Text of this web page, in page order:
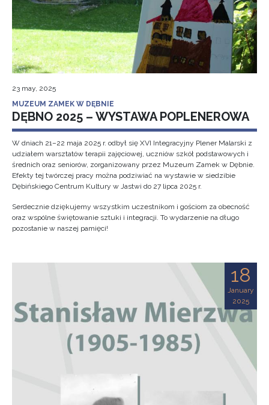
23 may, 2025
MUZEUM ZAMEK W DĘBNIE
DĘBNO 2025 – WYSTAWA POPLENEROWA
W dniach 21–22 maja 2025 r. odbył się XVI Integracyjny Plener Malarski z
udziałem warsztatów terapii zajęciowej, uczniów szkół podstawowych i
średnich oraz seniorów, zorganizowany przez Muzeum Zamek w Dębnie.
Efekty tej twórczej pracy można podziwiać na wystawie w siedzibie
Dębińskiego Centrum Kultury w Jastwi do 27 lipca 2025 r.
Serdecznie dziękujemy wszystkim uczestnikom i gościom za obecność
oraz wspólne świętowanie sztuki i integracji. To wydarzenie na długo
pozostanie w naszej pamięci!
18
January
2025